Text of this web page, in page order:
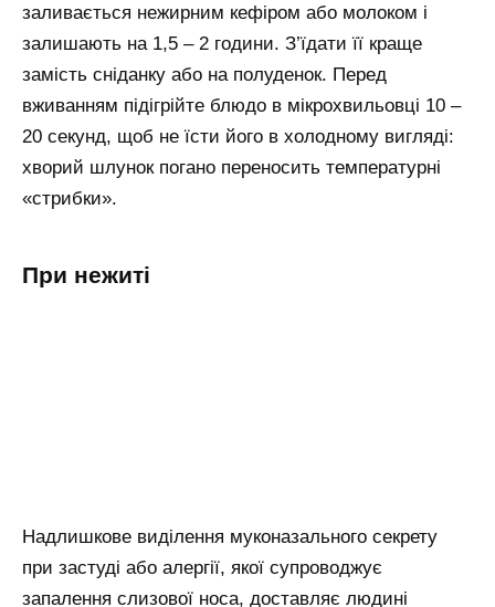
заливається нежирним кефіром або молоком і
залишають на 1,5 – 2 години. З’їдати її краще
замість сніданку або на полуденок. Перед
вживанням підігрійте блюдо в мікрохвильовці 10 –
20 секунд, щоб не їсти його в холодному вигляді:
хворий шлунок погано переносить температурні
«стрибки».
При нежиті
Надлишкове виділення муконазального секрету
при застуді або алергії, якої супроводжує
запалення слизової носа, доставляє людині